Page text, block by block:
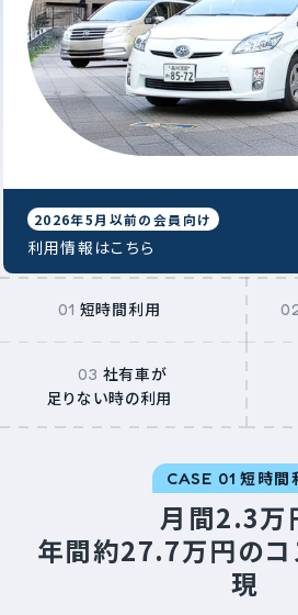
2026年5月以前の会員向け
利用情報はこちら
短時間利用
社有車が
足りない時の利用
CASE 01 短時間
月間2.3万
年間約27.7万円のコ
現